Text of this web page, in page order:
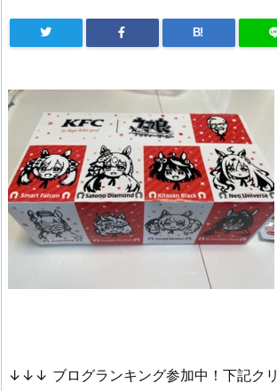
B!
↓↓↓ ブログランキング参加中！下記ク